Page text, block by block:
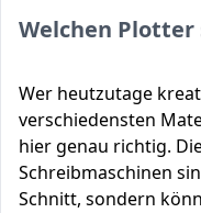
Welchen Plotter
Wer heutzutage
verschiedensten
hier genau richtig.
Schreibmaschinen
Schnitt, sondern